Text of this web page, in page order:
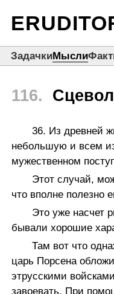
ЗадачкиМысли
116.
36. Из древней
небольшую и всем
мужественном
Этот случай,
что вполне полезно
Это уже насчет
бывали хорошие
Там вот что
царь Порсена
этрусскими
завоевать. При